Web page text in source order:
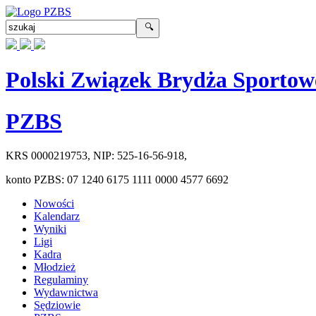
Polski Związek Brydża
PZBS
KRS 0000219753, NIP: 525-16-56-918,
konto PZBS: 07 1240 6175 1111 0000 4577 6692
Nowości
Kalendarz
Wyniki
Ligi
Kadra
Młodzież
Regulaminy
Wydawnictwa
Sędziowie